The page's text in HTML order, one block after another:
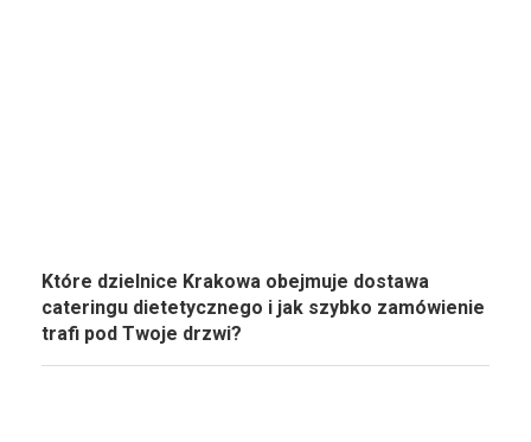
Które dzielnice Krakowa obejmuje dostawa
cateringu dietetycznego i jak szybko zamówienie
trafi pod Twoje drzwi?